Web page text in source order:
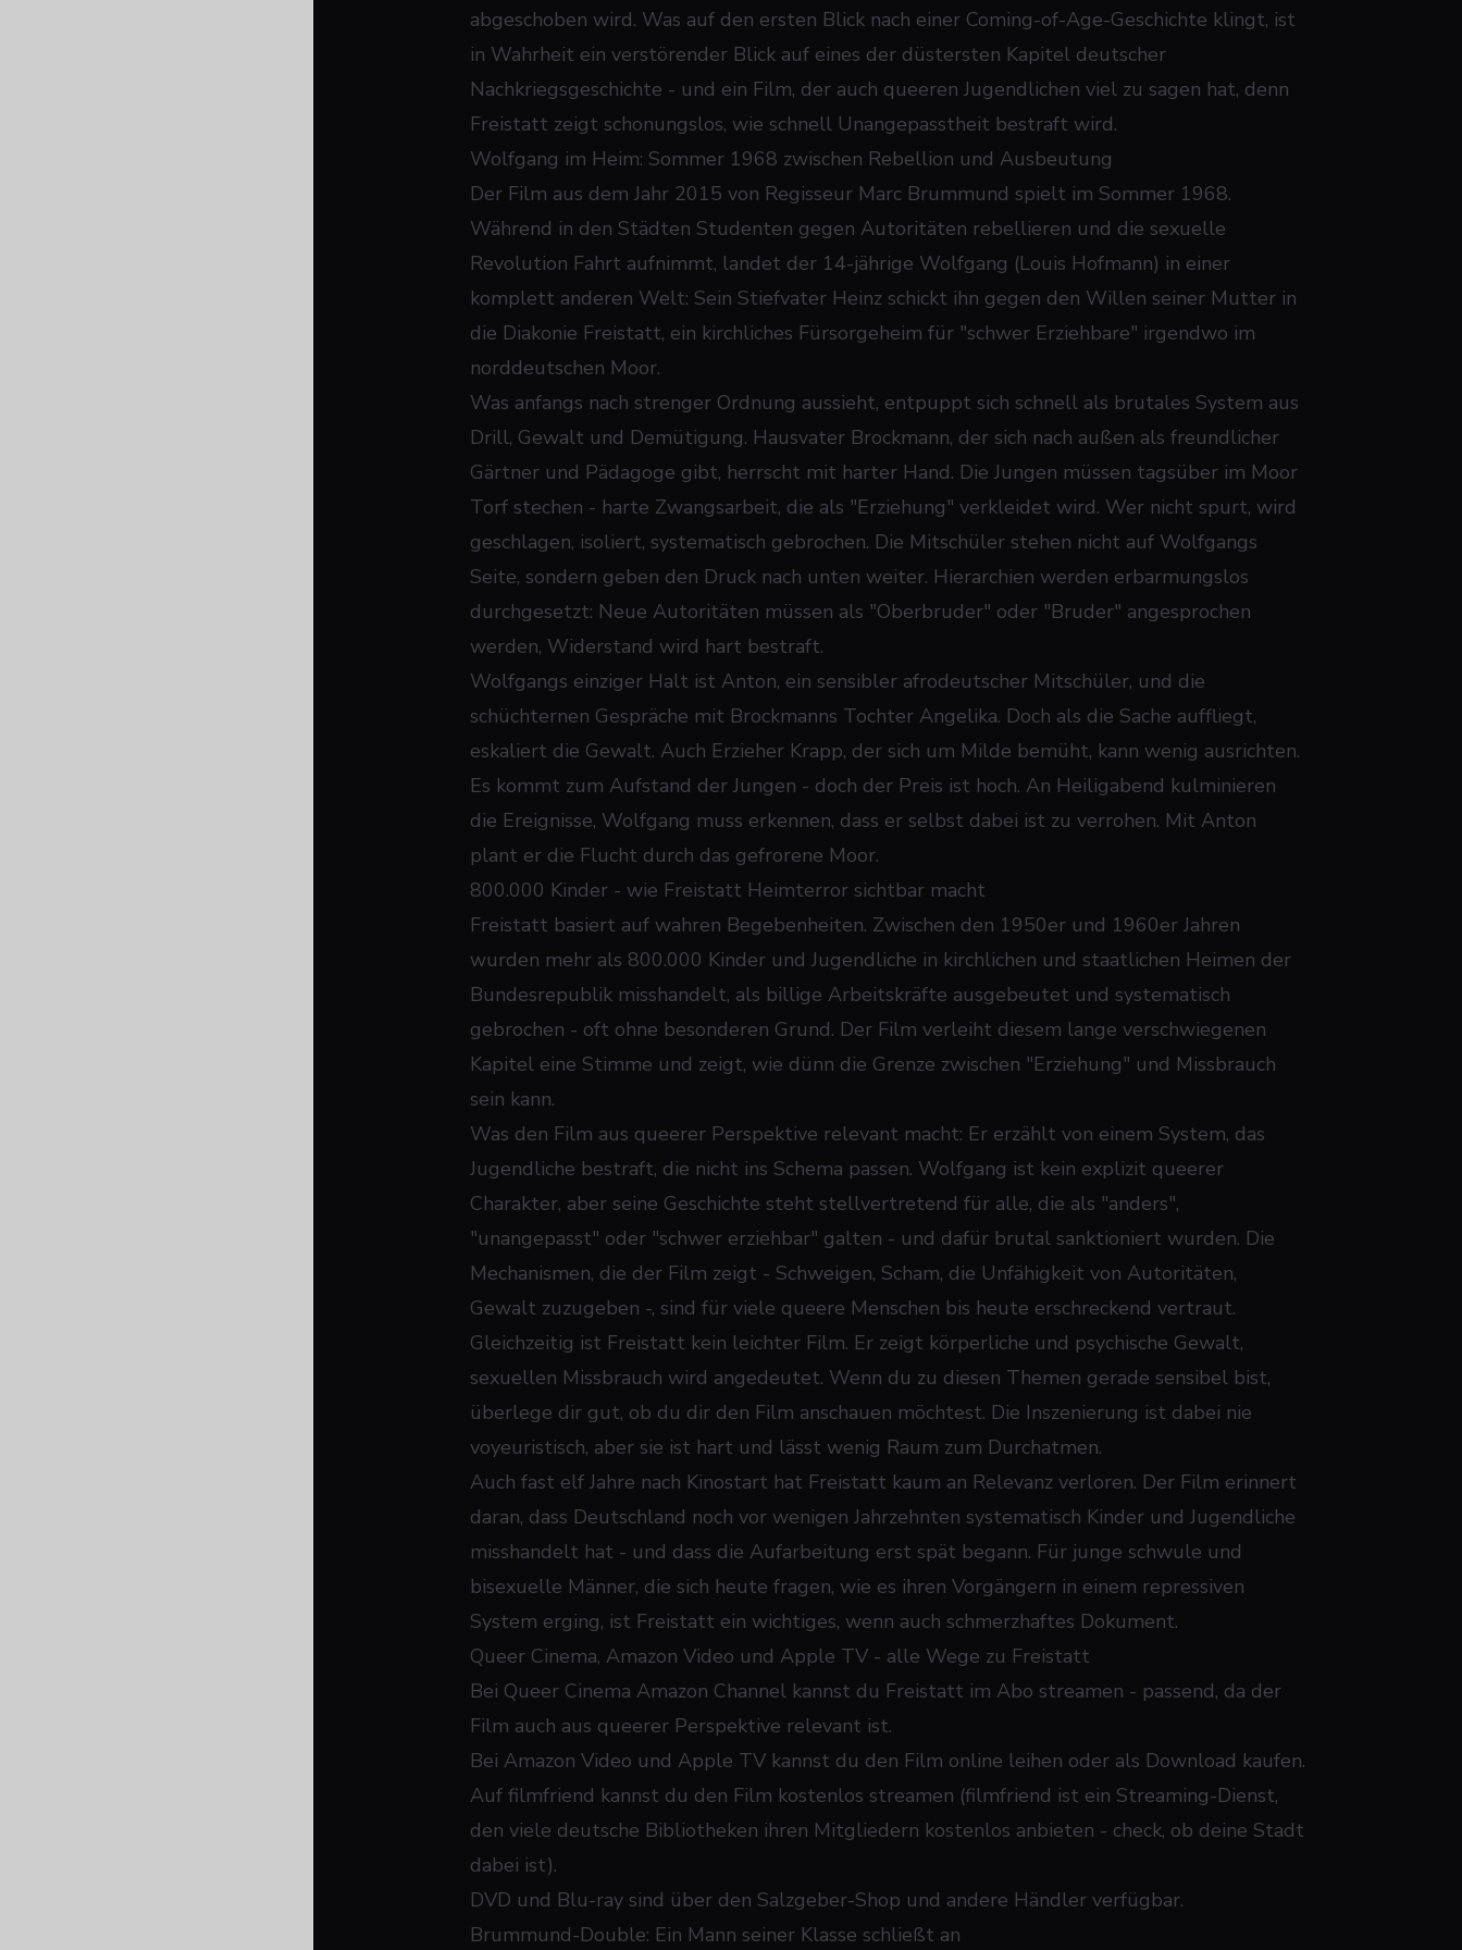
abgeschoben wird. Was auf den ersten Blick nach einer Coming-of-Age-Geschichte klingt, ist
in Wahrheit ein verstörender Blick auf eines der düstersten Kapitel deutscher
Nachkriegsgeschichte - und ein Film, der auch queeren Jugendlichen viel zu sagen hat, denn
Freistatt zeigt schonungslos, wie schnell Unangepasstheit bestraft wird.
Wolfgang im Heim: Sommer 1968 zwischen Rebellion und Ausbeutung
Der Film aus dem Jahr 2015 von Regisseur Marc Brummund spielt im Sommer 1968.
Während in den Städten Studenten gegen Autoritäten rebellieren und die sexuelle
Revolution Fahrt aufnimmt, landet der 14-jährige Wolfgang (Louis Hofmann) in einer
komplett anderen Welt: Sein Stiefvater Heinz schickt ihn gegen den Willen seiner Mutter in
die Diakonie Freistatt, ein kirchliches Fürsorgeheim für "schwer Erziehbare" irgendwo im
norddeutschen Moor.
Was anfangs nach strenger Ordnung aussieht, entpuppt sich schnell als brutales System aus
Drill, Gewalt und Demütigung. Hausvater Brockmann, der sich nach außen als freundlicher
Gärtner und Pädagoge gibt, herrscht mit harter Hand. Die Jungen müssen tagsüber im Moor
Torf stechen - harte Zwangsarbeit, die als "Erziehung" verkleidet wird. Wer nicht spurt, wird
geschlagen, isoliert, systematisch gebrochen. Die Mitschüler stehen nicht auf Wolfgangs
Seite, sondern geben den Druck nach unten weiter. Hierarchien werden erbarmungslos
durchgesetzt: Neue Autoritäten müssen als "Oberbruder" oder "Bruder" angesprochen
werden, Widerstand wird hart bestraft.
Wolfgangs einziger Halt ist Anton, ein sensibler afrodeutscher Mitschüler, und die
schüchternen Gespräche mit Brockmanns Tochter Angelika. Doch als die Sache auffliegt,
eskaliert die Gewalt. Auch Erzieher Krapp, der sich um Milde bemüht, kann wenig ausrichten.
Es kommt zum Aufstand der Jungen - doch der Preis ist hoch. An Heiligabend kulminieren
die Ereignisse, Wolfgang muss erkennen, dass er selbst dabei ist zu verrohen. Mit Anton
plant er die Flucht durch das gefrorene Moor.
800.000 Kinder - wie Freistatt Heimterror sichtbar macht
Freistatt basiert auf wahren Begebenheiten. Zwischen den 1950er und 1960er Jahren
wurden mehr als 800.000 Kinder und Jugendliche in kirchlichen und staatlichen Heimen der
Bundesrepublik misshandelt, als billige Arbeitskräfte ausgebeutet und systematisch
gebrochen - oft ohne besonderen Grund. Der Film verleiht diesem lange verschwiegenen
Kapitel eine Stimme und zeigt, wie dünn die Grenze zwischen "Erziehung" und Missbrauch
sein kann.
Was den Film aus queerer Perspektive relevant macht: Er erzählt von einem System, das
Jugendliche bestraft, die nicht ins Schema passen. Wolfgang ist kein explizit queerer
Charakter, aber seine Geschichte steht stellvertretend für alle, die als "anders",
"unangepasst" oder "schwer erziehbar" galten - und dafür brutal sanktioniert wurden. Die
Mechanismen, die der Film zeigt - Schweigen, Scham, die Unfähigkeit von Autoritäten,
Gewalt zuzugeben -, sind für viele queere Menschen bis heute erschreckend vertraut.
Gleichzeitig ist Freistatt kein leichter Film. Er zeigt körperliche und psychische Gewalt,
sexuellen Missbrauch wird angedeutet. Wenn du zu diesen Themen gerade sensibel bist,
überlege dir gut, ob du dir den Film anschauen möchtest. Die Inszenierung ist dabei nie
voyeuristisch, aber sie ist hart und lässt wenig Raum zum Durchatmen.
Auch fast elf Jahre nach Kinostart hat Freistatt kaum an Relevanz verloren. Der Film erinnert
daran, dass Deutschland noch vor wenigen Jahrzehnten systematisch Kinder und Jugendliche
misshandelt hat - und dass die Aufarbeitung erst spät begann. Für junge schwule und
bisexuelle Männer, die sich heute fragen, wie es ihren Vorgängern in einem repressiven
System erging, ist Freistatt ein wichtiges, wenn auch schmerzhaftes Dokument.
Queer Cinema, Amazon Video und Apple TV - alle Wege zu Freistatt
Bei Queer Cinema Amazon Channel kannst du Freistatt im Abo streamen - passend, da der
Film auch aus queerer Perspektive relevant ist.
Bei Amazon Video und Apple TV kannst du den Film online leihen oder als Download kaufen.
Auf filmfriend kannst du den Film kostenlos streamen (filmfriend ist ein Streaming-Dienst,
den viele deutsche Bibliotheken ihren Mitgliedern kostenlos anbieten - check, ob deine Stadt
dabei ist).
DVD und Blu-ray sind über den Salzgeber-Shop und andere Händler verfügbar.
Brummund-Double: Ein Mann seiner Klasse schließt an